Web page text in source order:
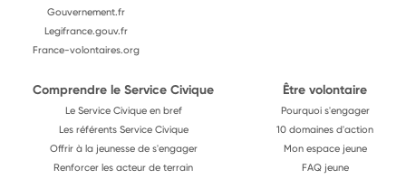
Gouvernement.fr
Legifrance.gouv.fr
France-volontaires.org
Comprendre le Service Civique
Le Service Civique en bref
Les référents Service Civique
Offrir à la jeunesse de s'engager
Renforcer les acteur de terrain
Être volontaire
Pourquoi s'engager
10 domaines d'action
Mon espace jeune
FAQ jeune